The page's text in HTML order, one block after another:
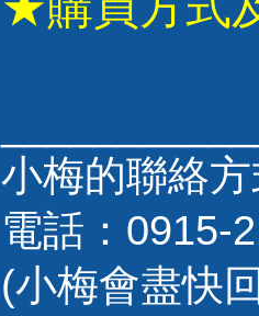
小梅的聯絡
電話：0915-
(小梅會盡快